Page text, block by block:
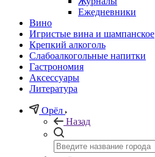
Ежедневники
Вино
Игристые вина и шампанское
Крепкий алкоголь
Слабоалкогольные напитки
Гастрономия
Аксессуары
Литература
Орёл
Назад